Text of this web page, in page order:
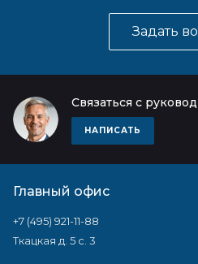
Задать
Связаться с
НАПИСАТЬ
Главный офис
+7 (495) 921-11-88
Ткацкая д. 5 с. 3